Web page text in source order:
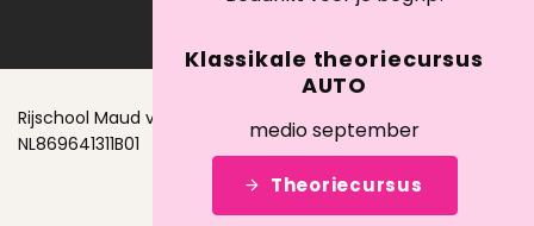
Rijschool Maud van Gent B.V. - KVK: 42085520 - BTW:
NL869641311B01
Klassikale theoriecursus
AUTO
medio september
Theoriecursus